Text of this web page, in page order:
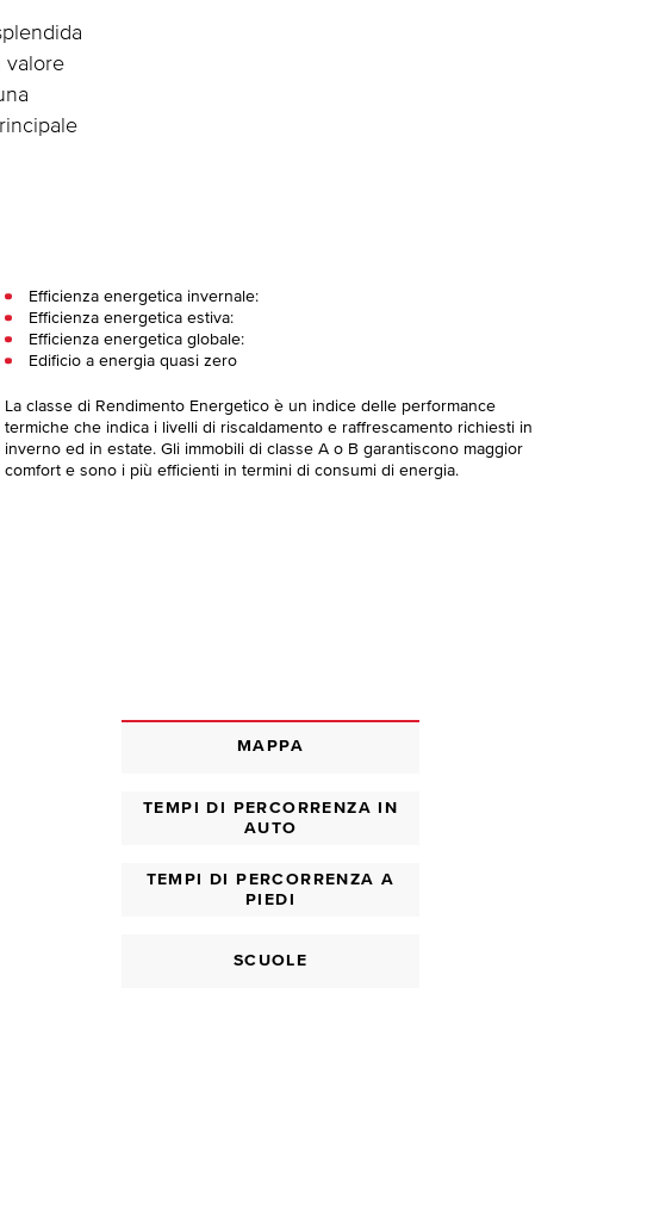
valore
Efficienza energetica invernale:
Efficienza energetica estiva:
Efficienza energetica globale:
Edificio a energia quasi zero
La classe di Rendimento Energetico è un indice delle performance
termiche che indica i livelli di riscaldamento e raffrescamento richiesti in
inverno ed in estate. Gli immobili di classe A o B garantiscono maggior
comfort e sono i più efficienti in termini di consumi di energia.
MAPPA
TEMPI DI PERCORRENZA IN
AUTO
TEMPI DI PERCORRENZA A
PIEDI
SCUOLE